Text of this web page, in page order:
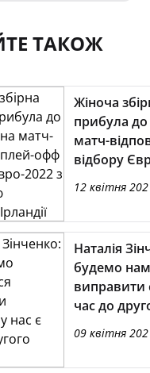
ТАКОЖ
Жіноча
прибула
матч-
відбору
командою
12 квітня
Наталія
будемо
виправити
час до
09 квітня